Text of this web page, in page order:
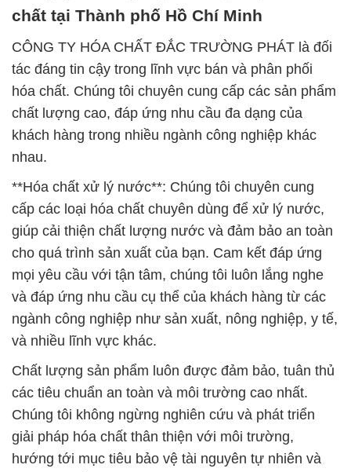
chất tại Thành phố Hồ Chí Minh
CÔNG TY HÓA CHẤT ĐẮC TRƯỜNG PHÁT là đối
tác đáng tin cậy trong lĩnh vực bán và phân phối
hóa chất. Chúng tôi chuyên cung cấp các sản phẩm
chất lượng cao, đáp ứng nhu cầu đa dạng của
khách hàng trong nhiều ngành công nghiệp khác
nhau.
**Hóa chất xử lý nước**: Chúng tôi chuyên cung
cấp các loại hóa chất chuyên dùng để xử lý nước,
giúp cải thiện chất lượng nước và đảm bảo an toàn
cho quá trình sản xuất của bạn. Cam kết đáp ứng
mọi yêu cầu với tận tâm, chúng tôi luôn lắng nghe
và đáp ứng nhu cầu cụ thể của khách hàng từ các
ngành công nghiệp như sản xuất, nông nghiệp, y tế,
và nhiều lĩnh vực khác.
Chất lượng sản phẩm luôn được đảm bảo, tuân thủ
các tiêu chuẩn an toàn và môi trường cao nhất.
Chúng tôi không ngừng nghiên cứu và phát triển
giải pháp hóa chất thân thiện với môi trường,
hướng tới mục tiêu bảo vệ tài nguyên tự nhiên và